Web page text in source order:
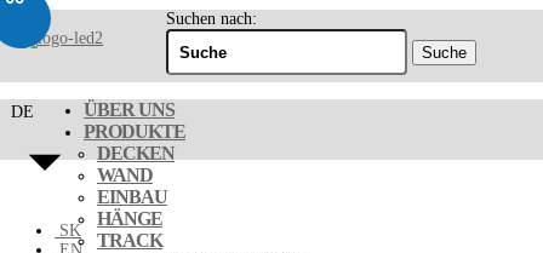
Suchen nach:
DE
SK
ÜBER UNS
PRODUKTE
DECKEN
WAND
EINBAU
HÄNGE
TRACK